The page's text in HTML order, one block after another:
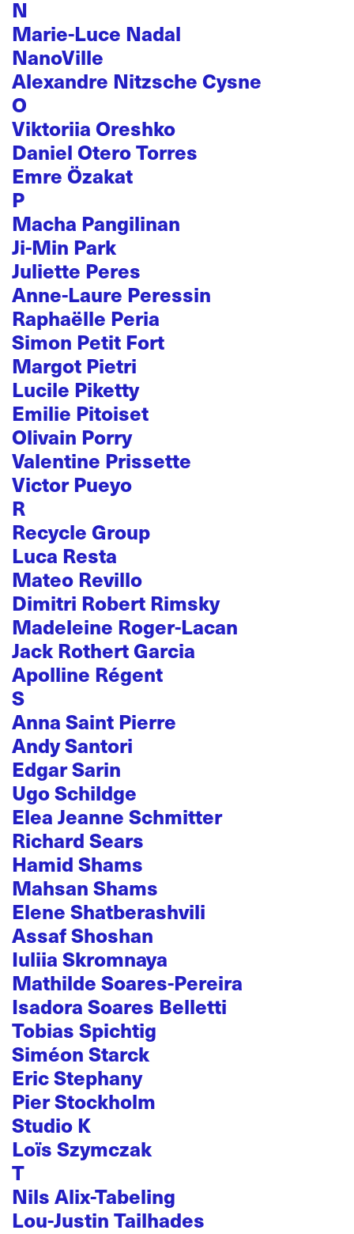
N
Marie-Luce Nadal
NanoVille
Alexandre Nitzsche Cysne
O
Viktoriia Oreshko
Daniel Otero Torres
Emre Özakat
P
Macha Pangilinan
Ji-Min Park
Juliette Peres
Anne-Laure Peressin
Raphaëlle Peria
Simon Petit Fort
Margot Pietri
Lucile Piketty
Emilie Pitoiset
Olivain Porry
Valentine Prissette
Victor Pueyo
R
Recycle Group
Luca Resta
Mateo Revillo
Dimitri Robert Rimsky
Madeleine Roger-Lacan
Jack Rothert Garcia
Apolline Régent
S
Anna Saint Pierre
Andy Santori
Edgar Sarin
Ugo Schildge
Elea Jeanne Schmitter
Richard Sears
Hamid Shams
Mahsan Shams
Elene Shatberashvili
Assaf Shoshan
Iuliia Skromnaya
Mathilde Soares-Pereira
Isadora Soares Belletti
Tobias Spichtig
Siméon Starck
Eric Stephany
Pier Stockholm
Studio K
Loïs Szymczak
T
Nils Alix-Tabeling
Lou-Justin Tailhades